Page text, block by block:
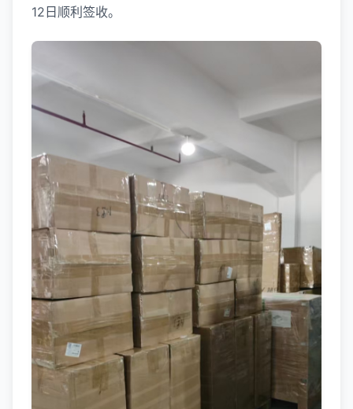
12日顺利签收。